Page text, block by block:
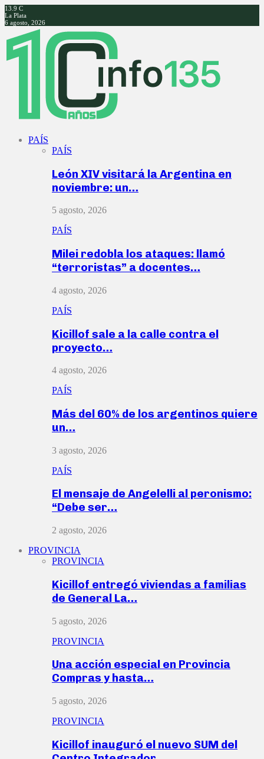
13.9 C
La Plata
6 agosto, 2026
Facebook
Twitter
Instagram
Youtube
PAÍS
PAÍS
León XIV visitará la Argentina en
noviembre: un…
5 agosto, 2026
PAÍS
Milei redobla los ataques: llamó
“terroristas” a docentes…
4 agosto, 2026
PAÍS
Kicillof sale a la calle contra el
proyecto…
4 agosto, 2026
PAÍS
Más del 60% de los argentinos quiere
un…
3 agosto, 2026
PAÍS
El mensaje de Angelelli al peronismo:
“Debe ser…
2 agosto, 2026
PROVINCIA
PROVINCIA
Kicillof entregó viviendas a familias
de General La…
5 agosto, 2026
PROVINCIA
Una acción especial en Provincia
Compras y hasta…
5 agosto, 2026
PROVINCIA
Kicillof inauguró el nuevo SUM del